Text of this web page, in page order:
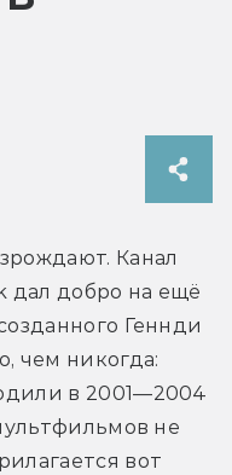
Канал
дал добро на ещё
Геннди
чем никогда:
в 2001—2004
не
вот